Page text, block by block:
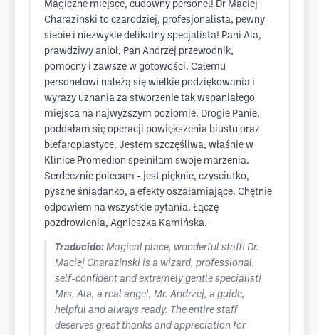
Magiczne miejsce, cudowny personel! Dr Maciej
Charazinski to czarodziej, profesjonalista, pewny
siebie i niezwykle delikatny specjalista! Pani Ala,
prawdziwy anioł, Pan Andrzej przewodnik,
pomocny i zawsze w gotowości. Całemu
personelowi należą się wielkie podziękowania i
wyrazy uznania za stworzenie tak wspaniałego
miejsca na najwyższym poziomie. Drogie Panie,
poddałam się operacji powiększenia biustu oraz
blefaroplastyce. Jestem szczęśliwa, właśnie w
Klinice Promedion spełniłam swoje marzenia.
Serdecznie polecam - jest pięknie, czysciutko,
pyszne śniadanko, a efekty oszałamiające. Chętnie
odpowiem na wszystkie pytania. Łączę
pozdrowienia, Agnieszka Kamińska.
Traducido: Magical place, wonderful staff! Dr.
Maciej Charazinski is a wizard, professional,
self-confident and extremely gentle specialist!
Mrs. Ala, a real angel, Mr. Andrzej, a guide,
helpful and always ready. The entire staff
deserves great thanks and appreciation for